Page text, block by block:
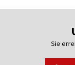
Sie